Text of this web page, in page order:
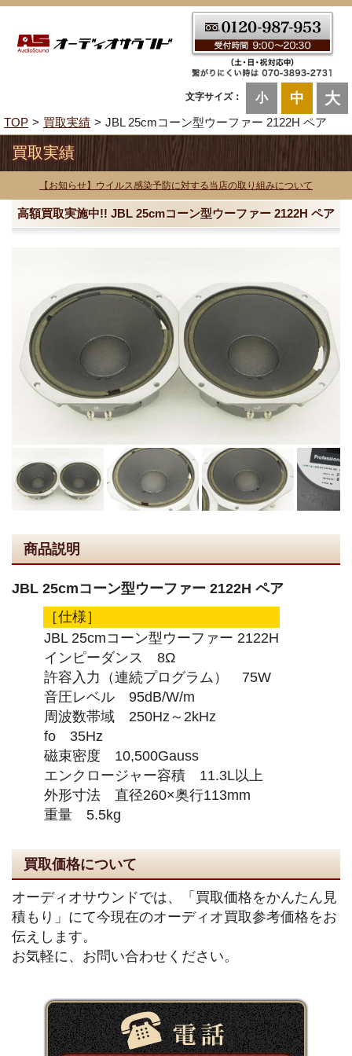
文字サイズ： 小 中 大
TOP 買取実績 JBL 25cmコーン型ウーファー 2122H ペア
買取実績
【お知らせ】ウイルス感染予防に対する当店の取り組みについて
高額買取実施中!! JBL 25cmコーン型ウーファー 2122H ペア
商品説明
JBL 25cmコーン型ウーファー 2122H ペア
［仕様］
JBL 25cmコーン型ウーファー 2122H
インピーダンス 8Ω
許容入力（連続プログラム） 75W
音圧レベル 95dB/W/m
周波数帯域 250Hz～2kHz
fo 35Hz
磁束密度 10,500Gauss
エンクロージャー容積 11.3L以上
外形寸法 直径260×奥行113mm
重量 5.5kg
買取価格について
オーディオサウンドでは、「買取価格をかんたん見
積もり」にて今現在のオーディオ買取参考価格をお
伝えします。
お気軽に、お問い合わせください。